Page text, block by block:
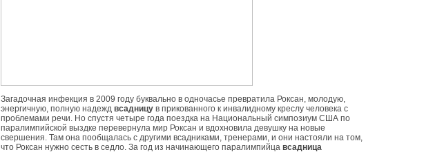
Загадочная инфекция в 2009 году буквально в одночасье превратила Роксан, молодую,
энергичную, полную надежд всадницу в прикованного к инвалидному креслу человека с
проблемами речи. Но спустя четыре года поездка на Национальный симпозиум США по
паралимпийской выздке перевернула мир Роксан и вдохновила девушку на новые
свершения. Там она пообщалась с другими всадниками, тренерами, и они настояли на том,
что Роксан нужно сесть в седло. За год из начинающего паралимпийца всадница